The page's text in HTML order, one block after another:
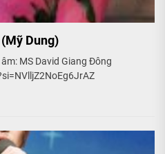
Dung)
MS David Giang Đông